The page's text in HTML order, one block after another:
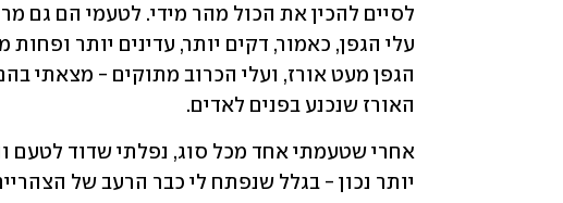
האורז שנכנע בפנים לאדים.